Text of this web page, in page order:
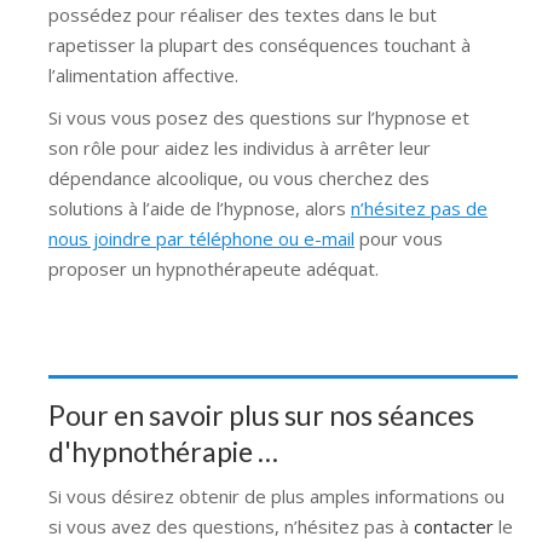
possédez pour réaliser des textes dans le but
rapetisser la plupart des conséquences touchant à
l’alimentation affective.
Si vous vous posez des questions sur l’hypnose et
son rôle pour aidez les individus à arrêter leur
dépendance alcoolique, ou vous cherchez des
solutions à l’aide de l’hypnose, alors n’hésitez pas de
nous joindre par téléphone ou e-mail pour vous
proposer un hypnothérapeute adéquat.
Pour en savoir plus sur nos séances
d'hypnothérapie …
Si vous désirez obtenir de plus amples informations ou
si vous avez des questions, n’hésitez pas à contacter le